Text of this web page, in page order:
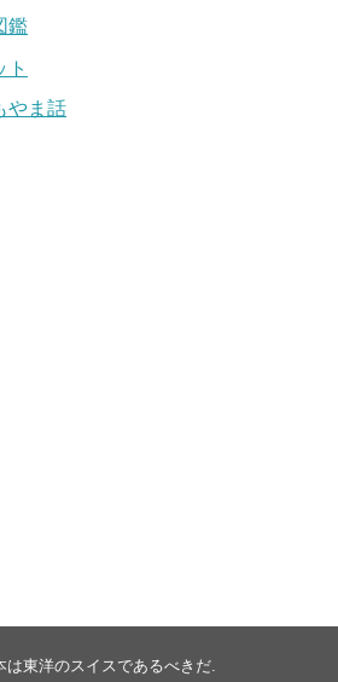
鑑
ト
やま話
は東洋のスイスであるべきだ.